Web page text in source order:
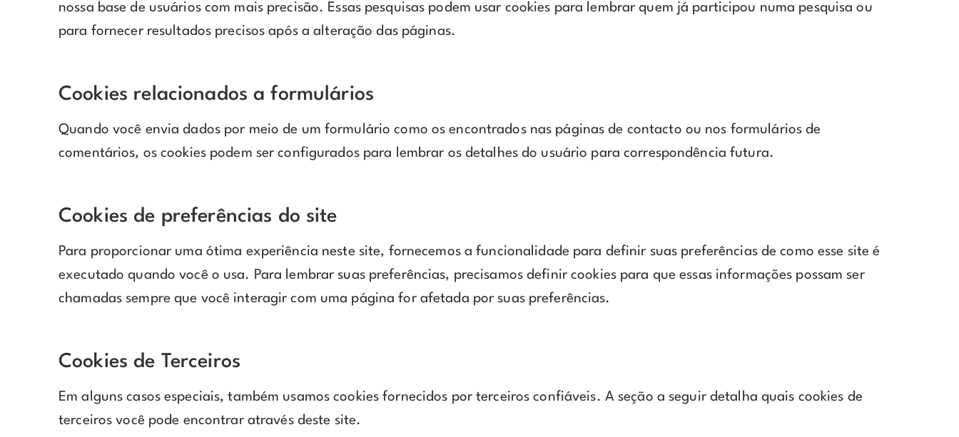
nossa base de usuários com mais precisão. Essas pesquisas podem usar cookies para lembrar quem já participou numa pesquisa ou
para fornecer resultados precisos após a alteração das páginas.
Cookies relacionados a formulários
Quando você envia dados por meio de um formulário como os encontrados nas páginas de contacto ou nos formulários de
comentários, os cookies podem ser configurados para lembrar os detalhes do usuário para correspondência futura.
Cookies de preferências do site
Para proporcionar uma ótima experiência neste site, fornecemos a funcionalidade para definir suas preferências de como esse site é
executado quando você o usa. Para lembrar suas preferências, precisamos definir cookies para que essas informações possam ser
chamadas sempre que você interagir com uma página for afetada por suas preferências.
Cookies de Terceiros
Em alguns casos especiais, também usamos cookies fornecidos por terceiros confiáveis. A seção a seguir detalha quais cookies de
terceiros você pode encontrar através deste site.